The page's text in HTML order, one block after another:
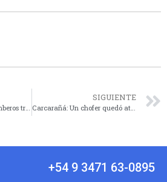
SIGUIENTE
Carcarañá: Un chofer quedó atrapado tras un choque entre camiones y fue liberado por bomberos
+54 9 3471 63-0895